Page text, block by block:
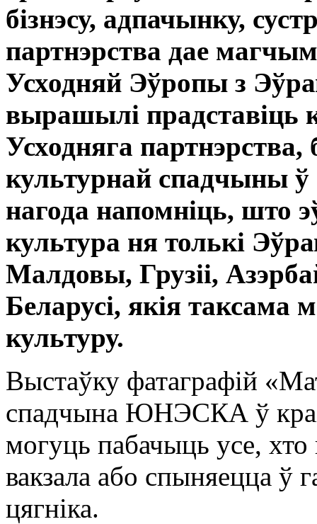
бізнэсу, адпачынку,
партнэрства дае
Усходняй Эўропы з
вырашылі прадставіць
Усходняга
культурнай спадчыны ў
нагода напомніць, што
культура ня толькі
Малдовы, Грузіі,
Беларусі, якія таксама
культуру.
Выстаўку фатаграфій
спадчына ЮНЭСКА ў
могуць пабачыць усе,
вакзала або спыняецца ў
цягніка.